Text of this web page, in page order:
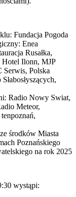
Fundacja Pogoda
Enea
Rusałka,
Hotel Ilonn, MJP
Serwis, Polska
Radio Nowy Swiat,
Meteor,
środków Miasta
Poznańskiego
na rok 2025
wystąpi: